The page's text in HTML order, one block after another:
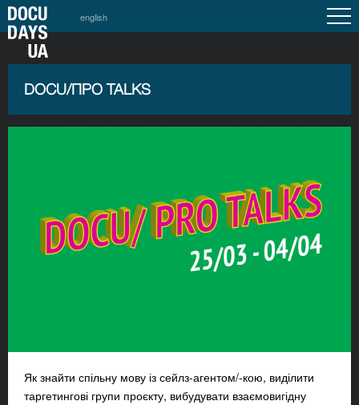
english
DOCU/ПРО TALKS
Як знайти спільну мову із сейлз-агентом/-кою, виділити
таргетингові групи проєкту, вибудувати взаємовигідну